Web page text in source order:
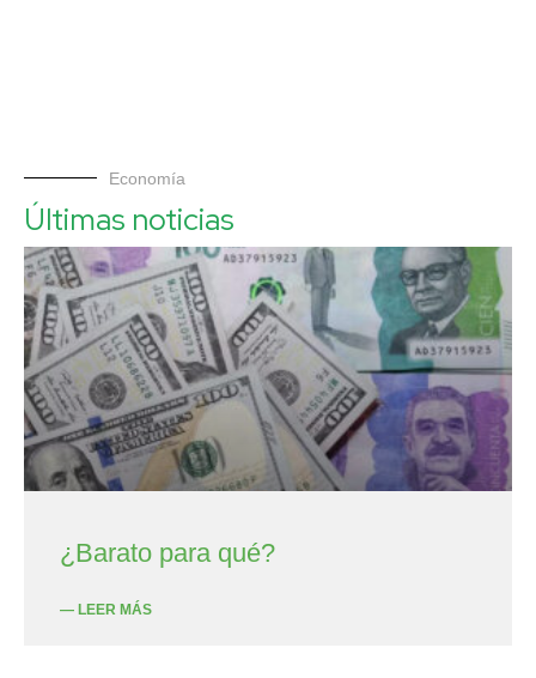
Economía
Últimas noticias
¿Barato para qué?
— LEER MÁS